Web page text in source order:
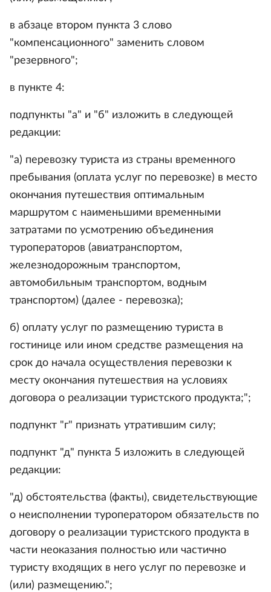
в абзаце втором пункта 3 слово
"компенсационного" заменить словом
"резервного";
в пункте 4:
подпункты "а" и "б" изложить в следующей
редакции:
"а) перевозку туриста из страны временного
пребывания (оплата услуг по перевозке) в место
окончания путешествия оптимальным
маршрутом с наименьшими временными
затратами по усмотрению объединения
туроператоров (авиатранспортом,
железнодорожным транспортом,
автомобильным транспортом, водным
транспортом) (далее - перевозка);
б) оплату услуг по размещению туриста в
гостинице или ином средстве размещения на
срок до начала осуществления перевозки к
месту окончания путешествия на условиях
договора о реализации туристского продукта;";
подпункт "г" признать утратившим силу;
подпункт "д" пункта 5 изложить в следующей
редакции:
"д) обстоятельства (факты), свидетельствующие
о неисполнении туроператором обязательств по
договору о реализации туристского продукта в
части неоказания полностью или частично
туристу входящих в него услуг по перевозке и
(или) размещению.";